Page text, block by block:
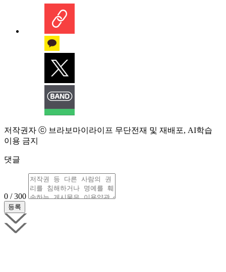
저작권자 ⓒ 브라보마이라이프 무단전재 및 재배포, AI학습
이용 금지
댓글
0 / 300